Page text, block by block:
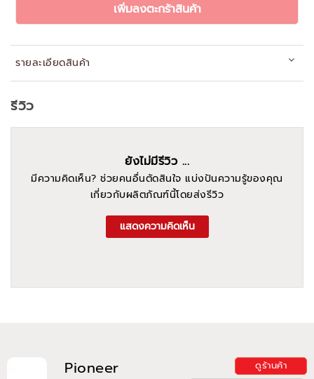
เพิ่มลงตะกร้าสินค้า
รายละเอียดสินค้า
Pioneer ดูร้านค้า
รีวิว
ยังไม่มีรีวิว ...
มีความคิดเห็น? ช่วยคนอื่นตัดสินใจ แบ่งปันความรู้ของคุณ
เกี่ยวกับผลิตภัณฑ์นี้โดยส่งรีวิว
แสดงความคิดเห็น